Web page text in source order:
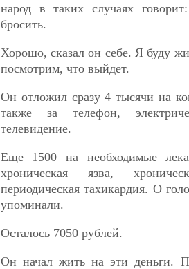
народ в таких случаях
бросить.
Хорошо, сказал он себе. Я буду
посмотрим, что выйдет.
Он отложил сразу 4 тысячи на
также за телефон,
телевидение.
Еще 1500 на необходимые
хроническая язва,
периодическая тахикардия. О
упоминали.
Осталось 7050 рублей.
Он начал жить на эти деньги.